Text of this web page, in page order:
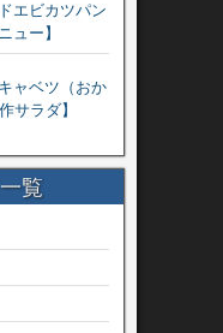
エビカツパン
ュー】
ャベツ（おか
サラダ】
覧